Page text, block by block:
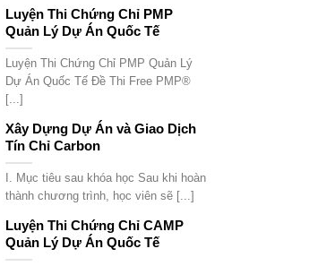
Luyện Thi Chứng Chỉ PMP
Quản Lý Dự Án Quốc Tế
Luyện Thi Chứng Chỉ PMP Quản Lý
Dự Án Quốc Tế Đề Thi Free PMP®
[...]
Xây Dựng Dự Án và Giao Dịch
Tín Chỉ Carbon
I. Mục tiêu sau khóa học Sau khi hoàn
thành chương trình, học viên sẽ [...]
Luyện Thi Chứng Chỉ CAMP
Quản Lý Dự Án Quốc Tế